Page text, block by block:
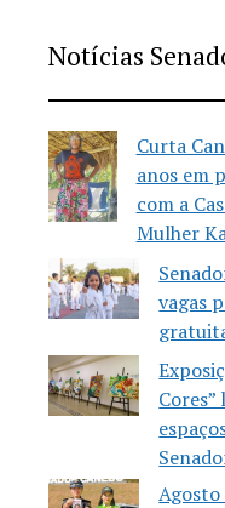
Notícias
Curta
anos em
com a
Mulher
vagas